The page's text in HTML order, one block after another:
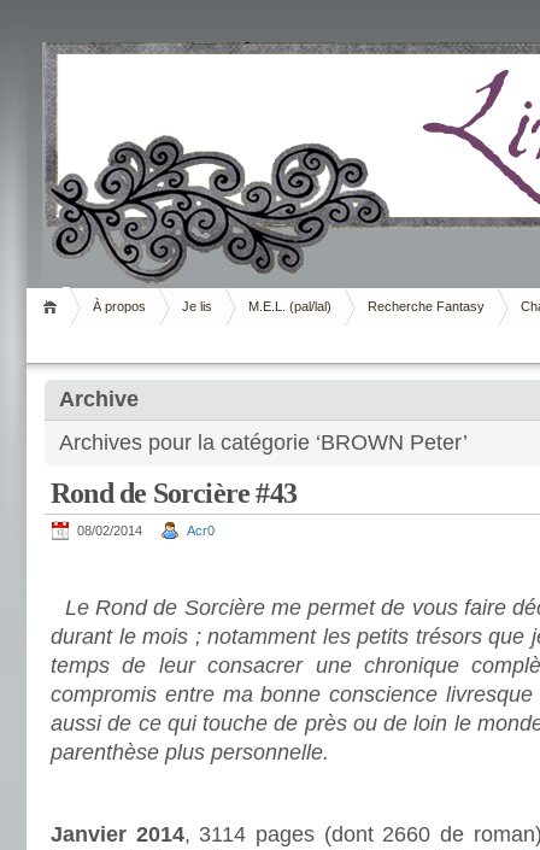
Livrement
À propos Je lis M.E.L. (pal/lal) Recherche Fantasy
Archive
Archives pour la catégorie ‘BROWN Peter’
Rond de Sorcière #43
08/02/2014 Acr0
Le Rond de Sorcière me permet de vous faire
durant le mois ; notamment les petits trésors que
temps de leur consacrer une chronique
compromis entre ma bonne conscience
aussi de ce qui touche de près ou de loin le
parenthèse plus personnelle.
Janvier 2014, 3114 pages (dont 2660 de